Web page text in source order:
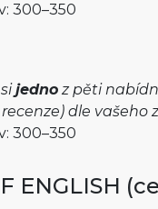
300–350
jednoz pěti
dle vašeho
300–350
ENGLISH